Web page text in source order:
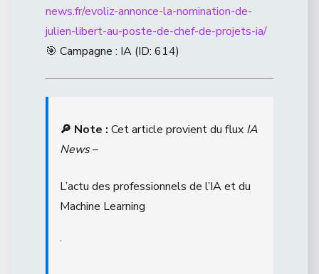
news.fr/evoliz-annonce-la-nomination-de-
julien-libert-au-poste-de-chef-de-projets-ia/
🎯 Campagne : IA (ID: 614)
🔎 Note : Cet article provient du flux IA
News–
L’actu des professionnels de l’IA et du
Machine Learning
.